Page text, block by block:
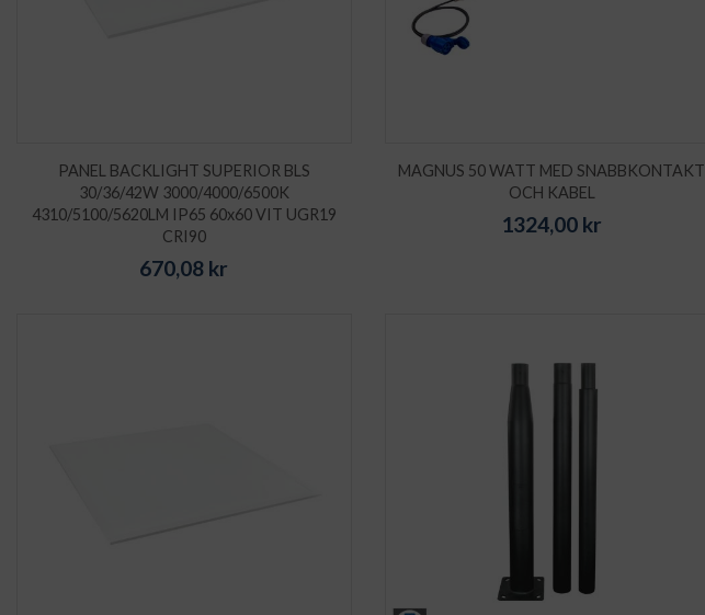
PANEL BACKLIGHT SUPERIOR BLS
30/36/42W 3000/4000/6500K
4310/5100/5620LM IP65 60x60 VIT UGR19
CRI90
670,08 kr
MAGNUS 50 WATT MED SNABBKONTAKT
OCH KABEL
1324,00 kr